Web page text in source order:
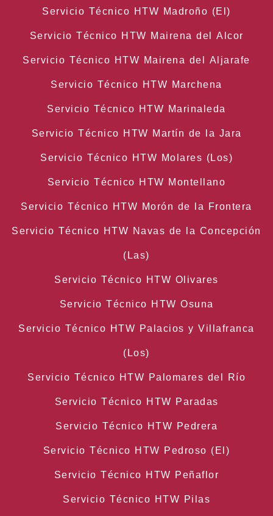
Servicio Técnico HTW Madroño (El)
Servicio Técnico HTW Mairena del Alcor
Servicio Técnico HTW Mairena del Aljarafe
Servicio Técnico HTW Marchena
Servicio Técnico HTW Marinaleda
Servicio Técnico HTW Martín de la Jara
Servicio Técnico HTW Molares (Los)
Servicio Técnico HTW Montellano
Servicio Técnico HTW Morón de la Frontera
Servicio Técnico HTW Navas de la Concepción
(Las)
Servicio Técnico HTW Olivares
Servicio Técnico HTW Osuna
Servicio Técnico HTW Palacios y Villafranca
(Los)
Servicio Técnico HTW Palomares del Río
Servicio Técnico HTW Paradas
Servicio Técnico HTW Pedrera
Servicio Técnico HTW Pedroso (El)
Servicio Técnico HTW Peñaflor
Servicio Técnico HTW Pilas